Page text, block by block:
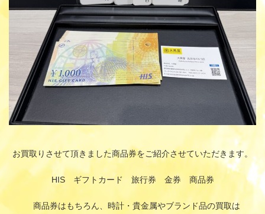
お買取りさせて頂きました商品券をご紹介させていただきます。
HIS ギフトカード 旅行券 金券 商品券
商品券はもちろん、時計・貴金属やブランド品の買取は